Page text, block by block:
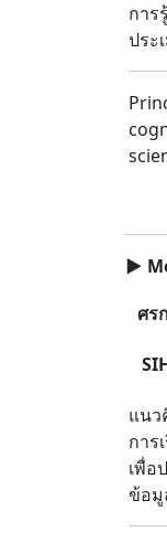
การ
ประ
▶
ศร
แนว
การ
เพื่อ
ข้อมู